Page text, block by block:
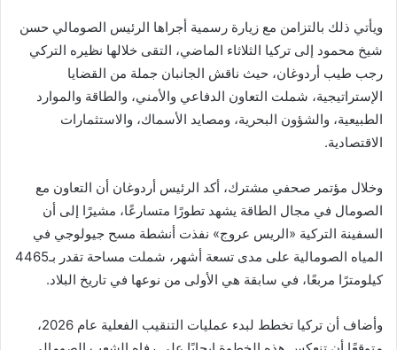
ويأتي ذلك بالتزامن مع زيارة رسمية أجراها الرئيس الصومالي حسن
شيخ محمود إلى تركيا الثلاثاء الماضي، التقى خلالها نظيره التركي
رجب طيب أردوغان، حيث ناقش الجانبان جملة من القضايا
الإستراتيجية، شملت التعاون الدفاعي والأمني، والطاقة والموارد
الطبيعية، والشؤون البحرية، ومصايد الأسماك، والاستثمارات
الاقتصادية.
وخلال مؤتمر صحفي مشترك، أكد الرئيس أردوغان أن التعاون مع
الصومال في مجال الطاقة يشهد تطورًا متسارعًا، مشيرًا إلى أن
السفينة التركية «الريس عروج» نفذت أنشطة مسح جيولوجي في
المياه الصومالية على مدى تسعة أشهر، شملت مساحة تقدر بـ4465
كيلومترًا مربعًا، في سابقة هي الأولى من نوعها في تاريخ البلاد.
وأضاف أن تركيا تخطط لبدء عمليات التنقيب الفعلية عام 2026،